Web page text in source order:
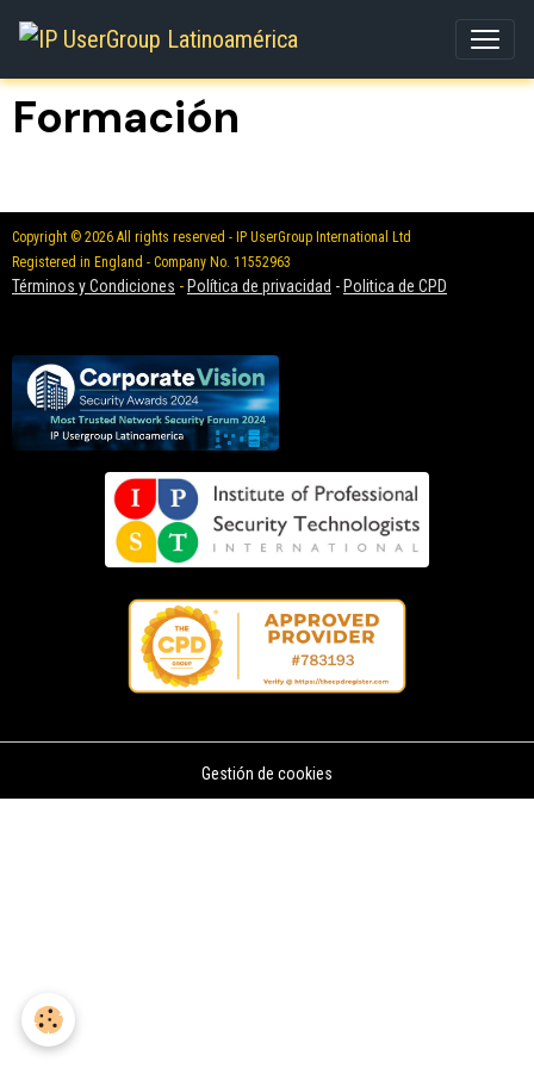
Formación
Copyright © 2026 All rights reserved - IP UserGroup International Ltd
Registered in England - Company No. 11552963
Términos y Condiciones - Política de privacidad - Politica de CPD
Gestión de cookies